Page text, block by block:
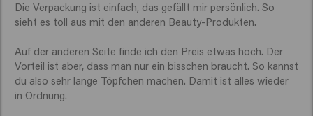
Die Verpackung ist einfach, das gefällt mir persönlich. So
sieht es toll aus mit den anderen Beauty-Produkten.
Auf der anderen Seite finde ich den Preis etwas hoch. Der
Vorteil ist aber, dass man nur ein bisschen braucht. So kannst
du also sehr lange Töpfchen machen. Damit ist alles wieder
in Ordnung.